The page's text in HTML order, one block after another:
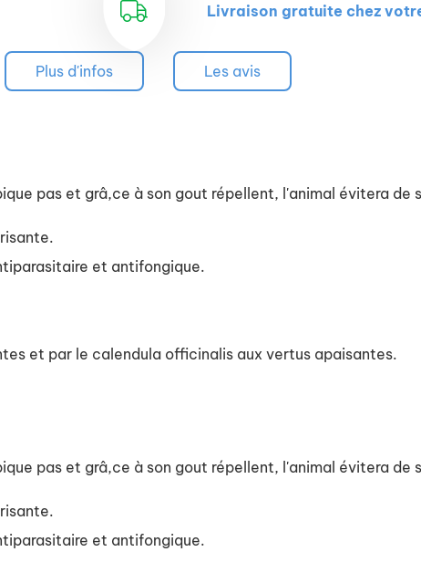
Livraison gratuite chez
Plus d'infos Les avis
pas et grâ,ce à son gout répellent, l'animal évitera de
et antifongique.
et par le calendula officinalis aux vertus apaisantes.
pas et grâ,ce à son gout répellent, l'animal évitera de
et antifongique.